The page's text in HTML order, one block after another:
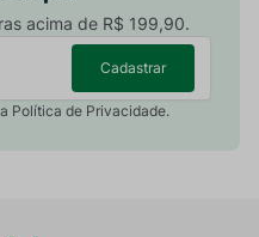
acima de R$ 199,90.
Cadastrar
Política de Privacidade.